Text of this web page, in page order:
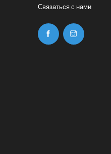
Связаться с нами